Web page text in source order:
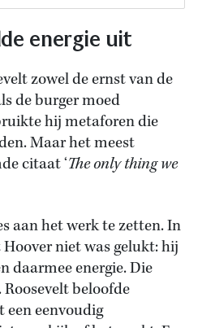
energie uit
zowel de ernst van de
de burger moed
hij metaforen die
Maar het meest
citaat ‘The only thing we
aan het werk te zetten. In
niet was gelukt: hij
daarmee energie. Die
beloofde
eenvoudig